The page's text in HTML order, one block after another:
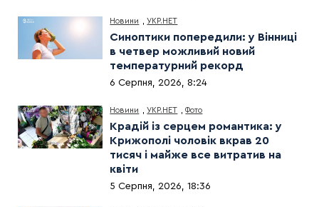
Новини ,УКР.НЕТ
Синоптики попередили: у Вінниці
в четвер можливий новий
температурний рекорд
6 Серпня, 2026, 8:24
Новини ,УКР.НЕТ ,Фото
Крадій із серцем романтика: у
Крижополі чоловік вкрав 20
тисяч і майже все витратив на
квіти
5 Серпня, 2026, 18:36